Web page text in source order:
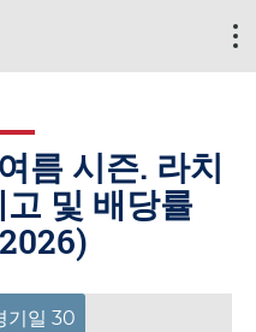
름 시즌. 라치
및 배당률
)
기일 30